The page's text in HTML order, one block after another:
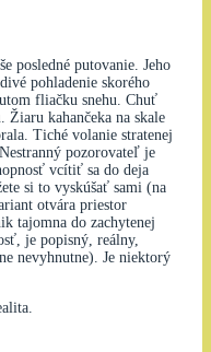
posledné putovanie. Jeho
pohladenie skorého
fliačku snehu. Chuť
kahančeka na skale
Tiché volanie stratenej
pozorovateľ je
vcítiť sa do deja
si to vyskúšať sami (na
otvára priestor
tajomna do zachytenej
je popisný, reálny,
nevyhnutne). Je niektorý